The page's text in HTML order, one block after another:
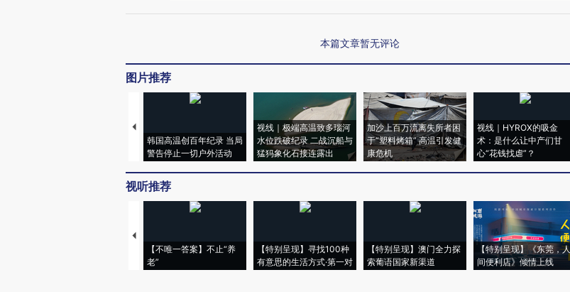
本篇文章暂无评论
图片推荐
韩国高温创百年纪录 当局
警告停止一切户外活动
视线｜极端高温致多瑙河
水位跌破纪录 二战沉船与
猛犸象化石接连露出
加沙上百万流离失所者困
于“塑料烤箱” 高温引发健
康危机
视线｜HYROX的吸金
术：是什么让中产们甘
心“花钱找虐”？
视听推荐
【不唯一答案】不止“养
老”
【特别呈现】寻找100种
有意思的生活方式·第一对
【特别呈现】澳门全力探
索葡语国家新渠道
【特别呈现】《东莞，人
间便利店》倾情上线